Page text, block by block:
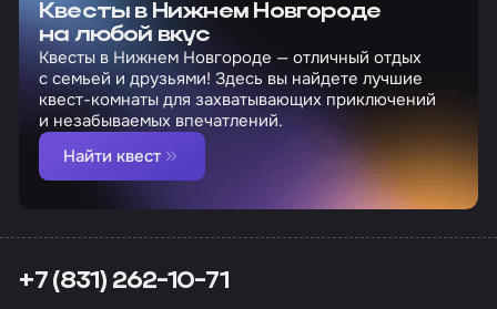
Квесты в Нижнем Новгороде
на любой вкус
Квесты в Нижнем Новгороде — отличный отдых
с семьей и друзьями! Здесь вы найдете лучшие
квест-комнаты для захватывающих приключений
и незабываемых впечатлений.
Найти квест
+7 (831) 262-10-71